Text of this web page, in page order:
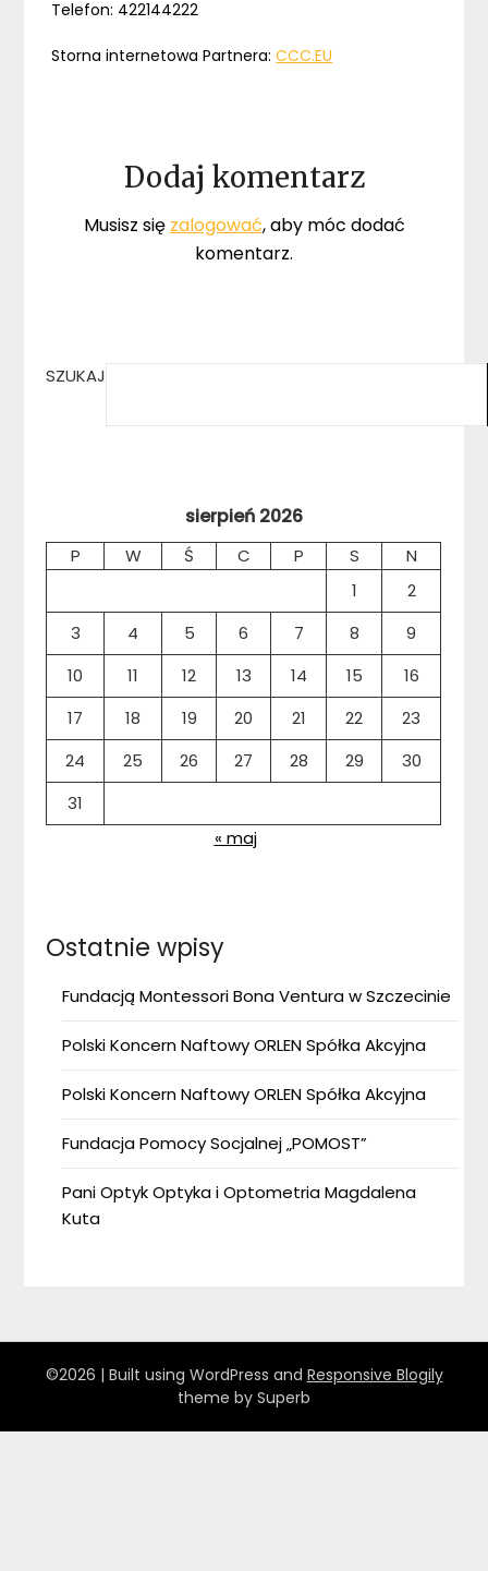
Telefon: 422144222
Storna internetowa Partnera:CCC.EU
Dodaj komentarz
Musisz się zalogować, aby móc dodać
komentarz.
SZUKAJ
sierpień 2026
P W Ś C P S
N
1
2
3
4 5 6 7 8
9
10
11 12 13 14 15
16
17
18 19 20 21 22
23
24
25 26 27 28 29
30
31
« maj
Ostatnie wpisy
Fundacją Montessori Bona Ventura w Szczecinie
Polski Koncern Naftowy ORLEN Spółka Akcyjna
Polski Koncern Naftowy ORLEN Spółka Akcyjna
Fundacja Pomocy Socjalnej „POMOST”
Pani Optyk Optyka i Optometria Magdalena
Kuta
©2026 | Built using WordPress and Responsive Blogily
theme by Superb